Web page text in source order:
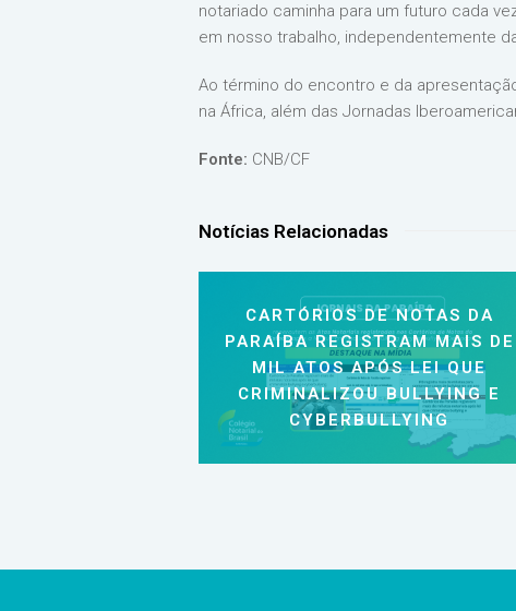
notariado caminha para um futuro cada
em nosso trabalho, independentemente
Ao término do encontro e da
na África, além das Jornadas
Fonte: CNB/CF
Notícias Relacionadas
CARTÓRIOS DE NOTAS DA
PARAÍBA REGISTRAM MAIS DE
MIL ATOS APÓS LEI QUE
CRIMINALIZOU BULLYING E
CYBERBULLYING